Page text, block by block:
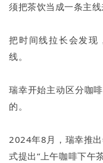
须把茶饮当成一条主线
把时间线拉长会发现
线。
瑞幸开始主动区分咖
的。
2024年8月，瑞幸推
式提出“上午咖啡下午